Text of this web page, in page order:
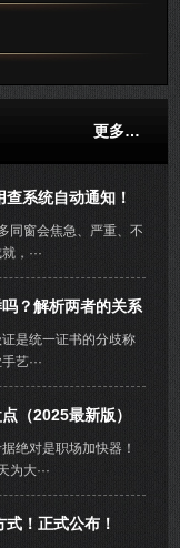
更多…
系统自动通知！
同窗会焦急、严重、不
，···
？解析两者的关系
是统一证书的分歧称
艺···
（2025最新版）
绝对是职场加快器！
大···
！正式公布！